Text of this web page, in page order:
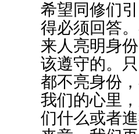
希望同修们
得必须回答
来人亮明身
该遵守的。
都不亮身份
我们的心里
们什么或者